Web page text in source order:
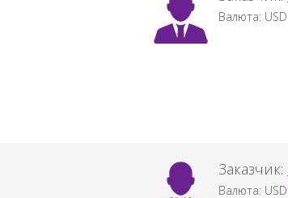
Валюта: USD
Заказчик:
Валюта: USD